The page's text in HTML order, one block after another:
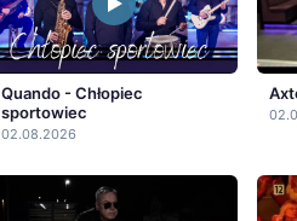
Quando - Chłopiec
sportowiec
02.08.2026